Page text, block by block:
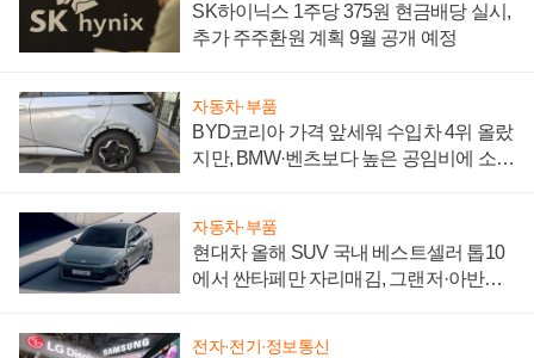
SK하이닉스 1주당 375원 현금배당 실시,
추가 주주환원 계획 9월 공개 예정
자동차·부품
BYD코리아 가격 앞세워 수입차 4위 올랐
지만, BMW·벤츠보다 높은 공임비에 소비
자동차·부품
현대차 올해 SUV 국내 베스트셀러 톱10
에서 싼타페만 자리매김, 그랜저·아반떼
전자·전기·정보통신